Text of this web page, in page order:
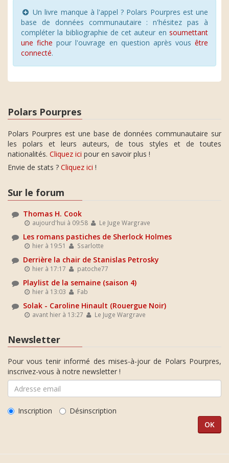
Un livre manque à l'appel ? Polars Pourpres est une
base de données communautaire : n'hésitez pas à
compléter la bibliographie de cet auteur en soumettant
une fiche pour l'ouvrage en question après vous être
connecté.
Polars Pourpres
Polars Pourpres est une base de données communautaire sur
les polars et leurs auteurs, de tous styles et de toutes
nationalités. Cliquez ici pour en savoir plus !
Envie de stats ? Cliquez ici !
Sur le forum
Thomas H. Cook
aujourd'hui à 09:58 Le Juge Wargrave
Les romans pastiches de Sherlock Holmes
hier à 19:51 Ssarlotte
Derrière la chair de Stanislas Petrosky
hier à 17:17 patoche77
Playlist de la semaine (saison 4)
hier à 13:03 Fab
Solak - Caroline Hinault (Rouergue Noir)
avant hier à 13:27 Le Juge Wargrave
Newsletter
Pour vous tenir informé des mises-à-jour de Polars Pourpres,
inscrivez-vous à notre newsletter !
Inscription Désinscription